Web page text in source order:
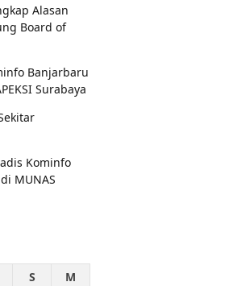
Alasan
Board of
Banjarbaru
Surabaya
Kominfo
MUNAS
S
M